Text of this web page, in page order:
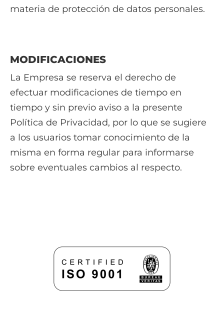
materia de protección de datos personales.
MODIFICACIONES
La Empresa se reserva el derecho de
efectuar modificaciones de tiempo en
tiempo y sin previo aviso a la presente
Política de Privacidad, por lo que se sugiere
a los usuarios tomar conocimiento de la
misma en forma regular para informarse
sobre eventuales cambios al respecto.